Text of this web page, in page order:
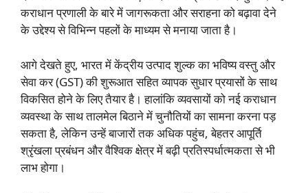
कराधान प्रणाली के बारे में जागरूकता और सराहना को बढ़ावा देने
के उद्देश्य से विभिन्न पहलों के माध्यम से मनाया जाता है।
आगे देखते हुए, भारत में केंद्रीय उत्पाद शुल्क का भविष्य वस्तु और
सेवा कर (GST) की शुरूआत सहित व्यापक सुधार प्रयासों के साथ
विकसित होने के लिए तैयार है। हालांकि व्यवसायों को नई कराधान
व्यवस्था के साथ तालमेल बिठाने में चुनौतियों का सामना करना पड़
सकता है, लेकिन उन्हें बाजारों तक अधिक पहुंच, बेहतर आपूर्ति
श्रृंखला प्रबंधन और वैश्विक क्षेत्र में बढ़ी प्रतिस्पर्धात्मकता से भी
लाभ होगा।